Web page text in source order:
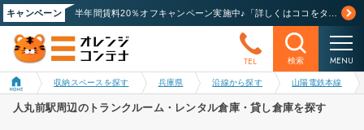
キャンペーン
TEL 検索 MENU
収納スペースを探す 兵庫県 沿線から探す 山陽電鉄本線
人丸前駅周辺のトランクルーム・レンタル倉庫・貸し倉庫を探す